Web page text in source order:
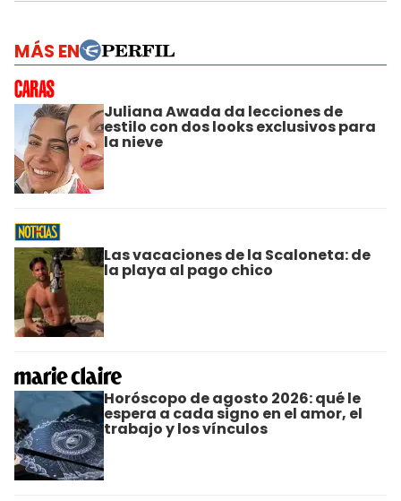
MÁS EN
Juliana Awada da lecciones de
estilo con dos looks exclusivos para
la nieve
Las vacaciones de la Scaloneta: de
la playa al pago chico
Horóscopo de agosto 2026: qué le
espera a cada signo en el amor, el
trabajo y los vínculos